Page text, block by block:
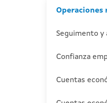
Operaciones
Seguimento y
Confianza
Cuentas